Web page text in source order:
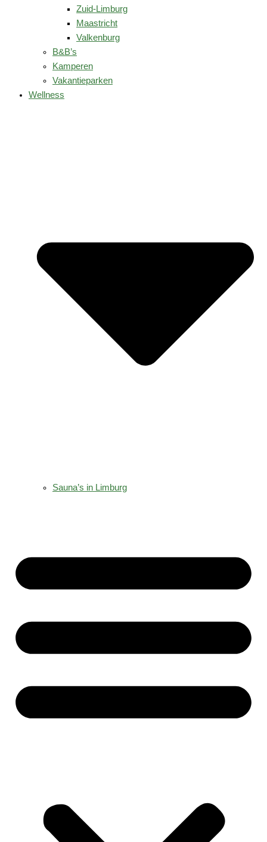
Zuid-Limburg
Maastricht
Valkenburg
B&B’s
Kamperen
Vakantieparken
Wellness
Sauna’s in Limburg